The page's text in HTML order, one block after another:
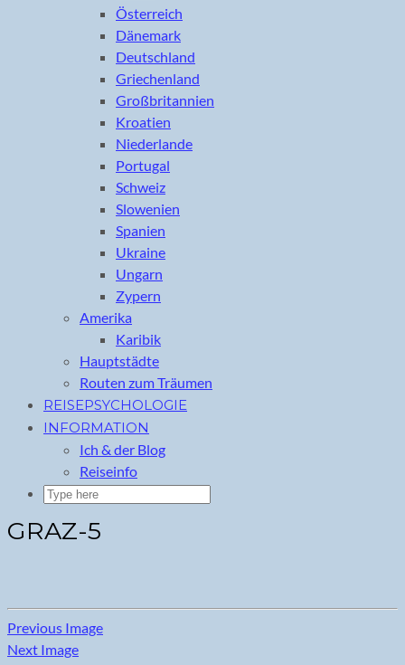
Österreich
Dänemark
Deutschland
Griechenland
Großbritannien
Kroatien
Niederlande
Portugal
Schweiz
Slowenien
Spanien
Ukraine
Ungarn
Zypern
Amerika
Karibik
Hauptstädte
Routen zum Träumen
REISEPSYCHOLOGIE
INFORMATION
Ich & der Blog
Reiseinfo
GRAZ-5
Previous Image
Next Image